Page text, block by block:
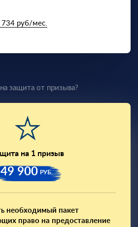
734 руб/мес.
защита от призыва?
на 1 призыв
49 900 РУБ.
необходимый пакет
право на предоставление